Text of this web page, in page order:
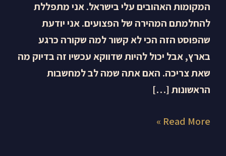
המקומות האהובים עלי בישראל. אני מתפללת
להחלמתם המהירה של הפצועים. אני יודעת
שהפוסט הזה הכי לא קשור למה שקורה כרגע
בארץ, אבל יכול להיות שדווקא עכשיו זה בדיוק מה
שאת צריכה. האם אתה שמה לב למחשבות
הראשונות […]
Read More »